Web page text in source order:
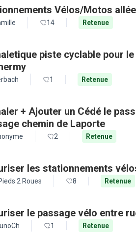
Vélos/Motos
14 Retenue
piste cyclable pour
1 Retenue
+ Ajouter un Cédé le
chemin de Laporte
2 Retenue
les stationnements
2 Roues 8 Retenue
le passage vélo entre
1 Retenue